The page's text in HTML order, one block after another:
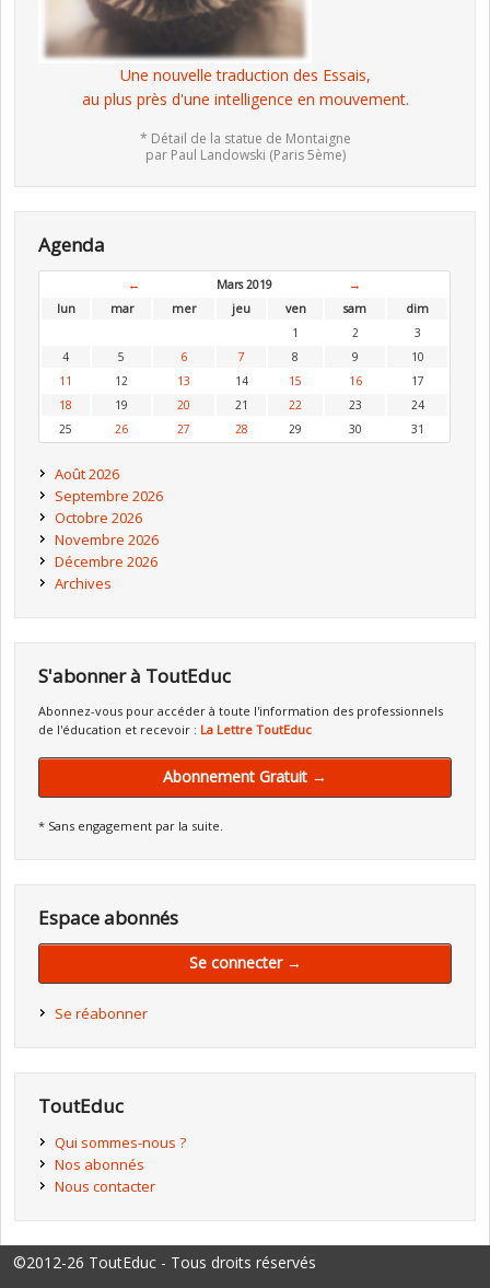
Une nouvelle traduction des Essais,
au plus près d'une intelligence en mouvement.
* Détail de la statue de Montaigne
par Paul Landowski (Paris 5ème)
Agenda
← Mars 2019
→
lun
mar mer jeu ven sam
dim
1
2
3
4
5 6 7 8 9
10
11
12 13 14 15 16
17
18
19 20 21 22 23
24
25
26 27 28 29 30 31
Août 2026
Septembre 2026
Octobre 2026
Novembre 2026
Décembre 2026
Archives
S'abonner à ToutEduc
Abonnez-vous pour accéder à toute l'information des professionnels
de l'éducation et recevoir : La Lettre ToutEduc
Abonnement Gratuit →
* Sans engagement par la suite.
Espace abonnés
Se connecter →
Se réabonner
ToutEduc
Qui sommes-nous ?
Nos abonnés
Nous contacter
©2012-26 ToutEduc - Tous droits réservés